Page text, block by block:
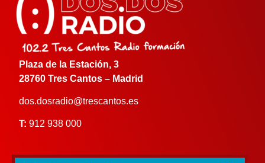
Plaza de la Estación, 3
28760 Tres Cantos – Madrid
dos.dosradio@trescantos.es
T: 912 938 000